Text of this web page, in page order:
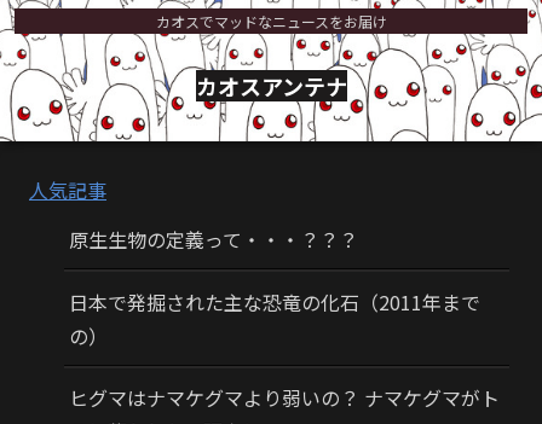
カオスでマッドなニュースをお届け
カオスアンテナ
人気記事
原生生物の定義って・・・？？？
日本で発掘された主な恐竜の化石（2011年まで
の）
ヒグマはナマケグマより弱いの？ ナマケグマがト